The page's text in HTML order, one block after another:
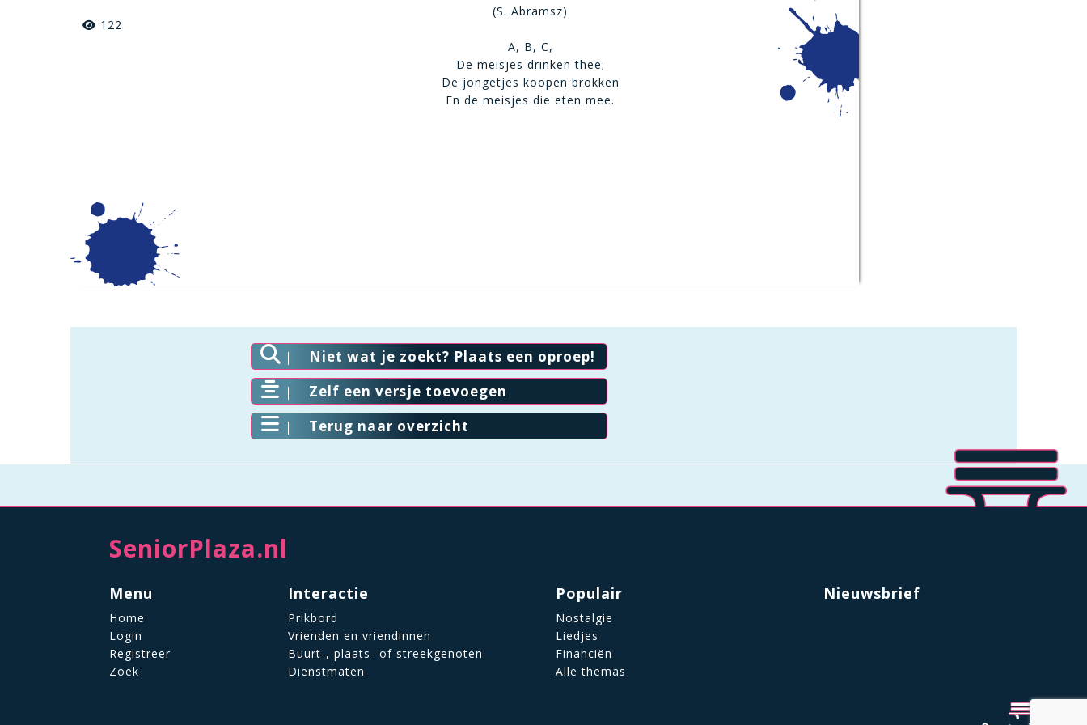
122
(S. Abramsz)
A, B, C,
De meisjes drinken thee;
De jongetjes koopen brokken
En de meisjes die eten mee.
Niet wat je zoekt? Plaats een oproep!
Zelf een versje toevoegen
Terug naar overzicht
SeniorPlaza.nl
Menu
Home
Login
Registreer
Zoek
Interactie
Prikbord
Vrienden en vriendinnen
Buurt-, plaats- of streekgenoten
Dienstmaten
Populair
Nostalgie
Liedjes
Financiën
Alle themas
Nieuwsbrief